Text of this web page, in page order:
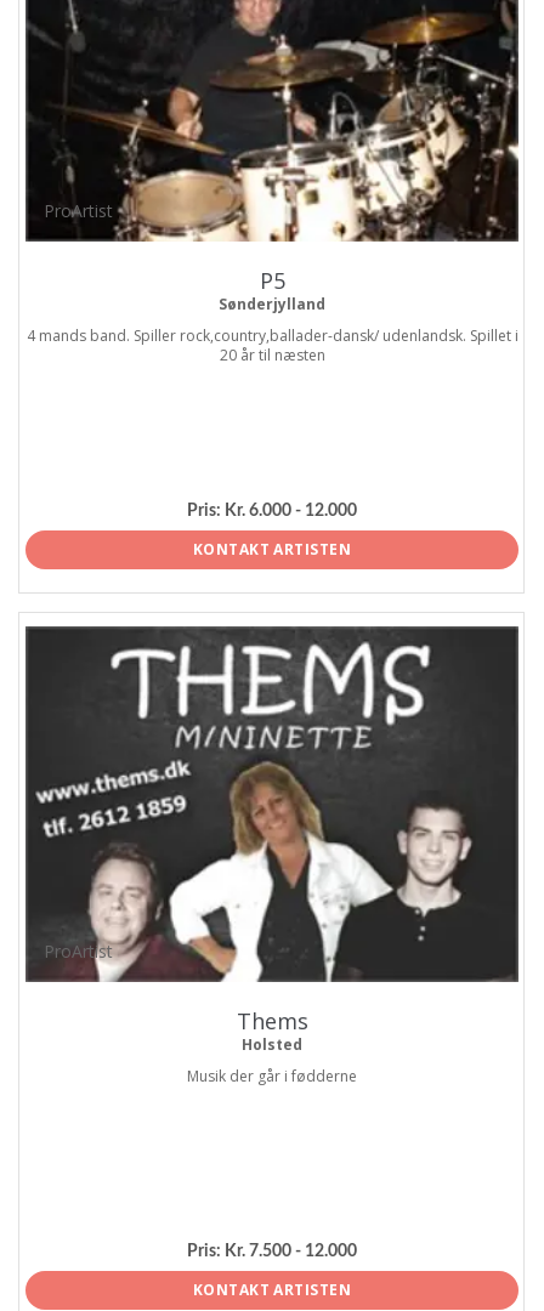
ProArtist
P5
Sønderjylland
4 mands band. Spiller rock,country,ballader-dansk/ udenlandsk. Spillet i
20 år til næsten
Pris: Kr. 6.000 - 12.000
KONTAKT ARTISTEN
ProArtist
Thems
Holsted
Musik der går i fødderne
Pris: Kr. 7.500 - 12.000
KONTAKT ARTISTEN